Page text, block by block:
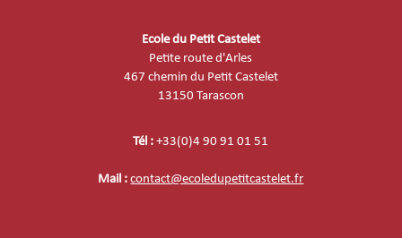
Ecole du Petit Castelet
Petite route d'Arles
467 chemin du Petit Castelet
13150 Tarascon
Tél : +33(0)4 90 91 01 51
Mail :contact@ecoledupetitcastelet.fr